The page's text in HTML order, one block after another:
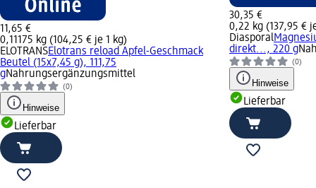
11,65 €
0,11175 kg (104,25 € je 1 kg)
ELOTRANSElotrans reload Apfel-Geschmack
Beutel (15x7,45 g), 111,75
gNahrungsergänzungsmittel
(0)
Hinweise
Lieferbar
30,35 €
0,22 kg (137,95 €
Diasporal
direkt..., 220 g
(0)
Hinweise
Lieferbar